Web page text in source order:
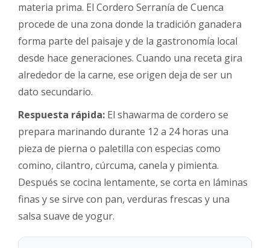
materia prima. El Cordero Serranía de Cuenca
procede de una zona donde la tradición ganadera
forma parte del paisaje y de la gastronomía local
desde hace generaciones. Cuando una receta gira
alrededor de la carne, ese origen deja de ser un
dato secundario.
Respuesta rápida: El shawarma de cordero se
prepara marinando durante 12 a 24 horas una
pieza de pierna o paletilla con especias como
comino, cilantro, cúrcuma, canela y pimienta.
Después se cocina lentamente, se corta en láminas
finas y se sirve con pan, verduras frescas y una
salsa suave de yogur.